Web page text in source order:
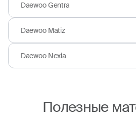
Daewoo Gentra
Daewoo Matiz
Daewoo Nexia
Полезные